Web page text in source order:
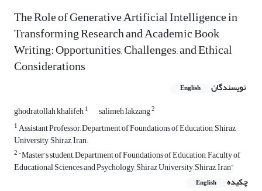
The Role of Generative Artificial Intelligence in
Transforming Research and Academic Book
Writing: Opportunities, Challenges, and Ethical
Considerations
نویسندگان English
ghodratollah khalifeh1 salimeh lakzang2
1Assistant Professor, Department of Foundations of Education, Shiraz
University, Shiraz, Iran.
2“Master’s student, Department of Foundations of Education, Faculty of
Educational Sciences and Psychology, Shiraz University, Shiraz, Iran”
چکیده
English